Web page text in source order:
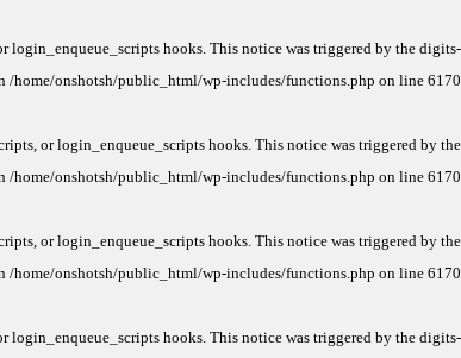
login_enqueue_scripts hooks. This notice was triggered by the digits-
/home/onshotsh/public_html/wp-includes/functions.php on line 6170
, orlogin_enqueue_scripts hooks. This notice was triggered by the
/home/onshotsh/public_html/wp-includes/functions.php on line 6170
, orlogin_enqueue_scripts hooks. This notice was triggered by the
/home/onshotsh/public_html/wp-includes/functions.php on line 6170
login_enqueue_scripts hooks. This notice was triggered by the digits-